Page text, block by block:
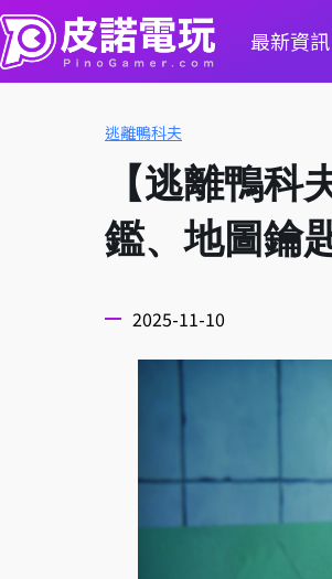
最新資訊
逃離鴨科夫
【逃離鴨
鑑、地圖鑰
2025-11-10